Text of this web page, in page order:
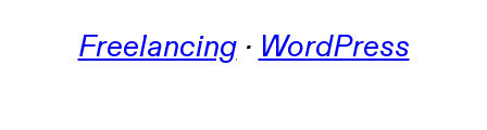
Freelancing · WordPress